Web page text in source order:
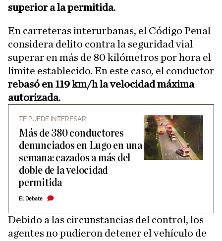
superior a la permitida.
En carreteras interurbanas, el Código Penal
considera delito contra la seguridad vial
superar en más de 80 kilómetros por hora el
límite establecido. En este caso, el conductor
rebasó en 119 km/h la velocidad máxima
autorizada.
TE PUEDE INTERESAR
Más de 380 conductores
denunciados en Lugo en una
semana: cazados a más del
doble de la velocidad
permitida
El Debate
Debido a las circunstancias del control, los
agentes no pudieron detener el vehículo de